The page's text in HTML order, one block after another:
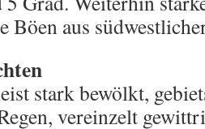
Böen aus
stark bewölkt,
vereinzelt